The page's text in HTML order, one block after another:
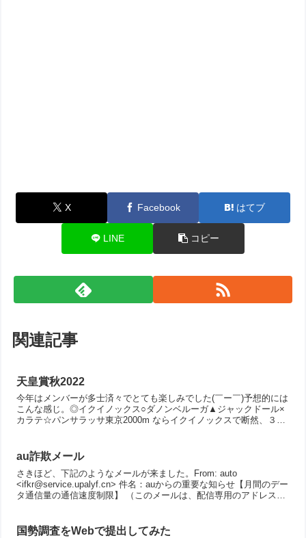
X Facebook はてブ
LINE コピー
関連記事
天皇賞秋2022
今年はメンバーが多士済々でとても楽しみでした(￣ー￣)予想的には
こんな感じ。◎イクイノックス○ダノンベルーガ▲ジャックドール×
カラテ☆パンサラッサ東京2000m ならイクイノックスで断然、３歳
au詐欺メール
さきほど、下記のようなメールが来ました。From: auto
<ifkr@service.upalyf.cn> 件名：auからの重要な知らせ【月間のデー
タ通信量の通信速度制限】 （このメールは、配信専用のアドレスで
国勢調査をWebで提出してみた